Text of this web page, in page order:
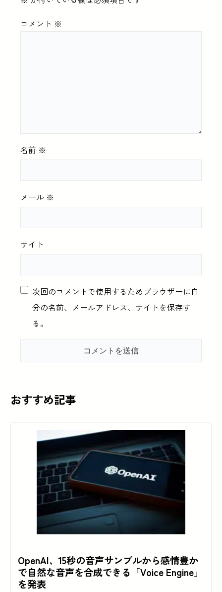
コメント ※
名前 ※
メール ※
サイト
次回のコメントで使用するためブラウザーに自
分の名前、メールアドレス、サイトを保存す
る。
おすすめ記事
OpenAI、15秒の音声サンプルから感情豊か
で自然な音声を合成できる「Voice Engine」
を発表